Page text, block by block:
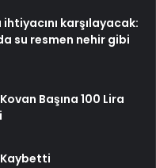
karşılayacak:
su resmen nehir gibi
Başına 100 Lira
Kaybetti